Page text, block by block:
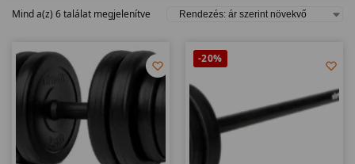
Mind a(z) 6 találat megjelenítve
-20%